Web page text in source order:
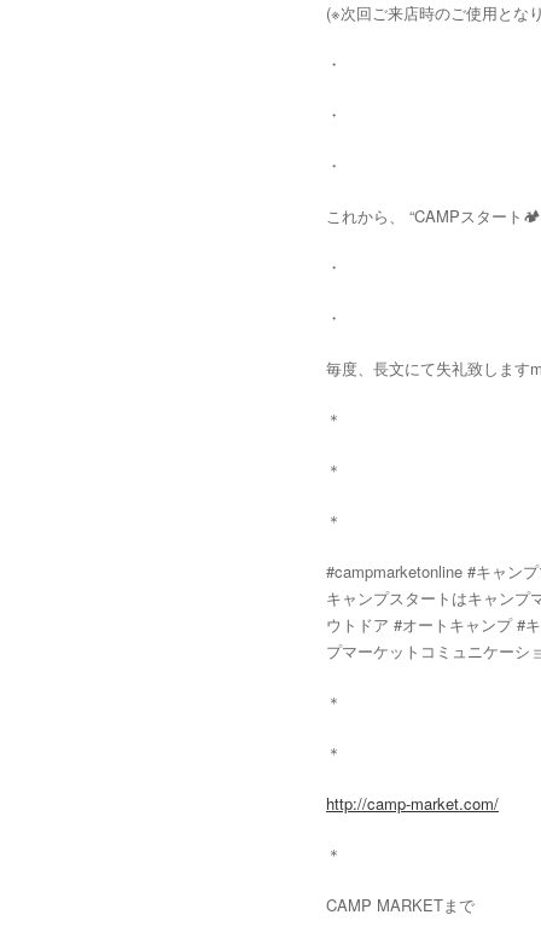
(※次回ご来店時のご使用とな
・
・
・
これから、 “CAMPスタート
・
・
毎度、長文にて失礼致します
＊
＊
＊
#campmarketonline #キャン
キャンプスタートはキャンプ
ウトドア #オートキャンプ #
プマーケットコミュニケーシ
＊
＊
http://camp-market.com/
＊
CAMP MARKETまで